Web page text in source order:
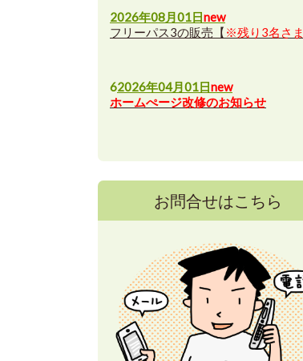
2026年08月01日new
フリーパス3の販売【 ※残り3名さま
62026年04月01日new
ホームぺージ改修のお知らせ
お問合せはこちら